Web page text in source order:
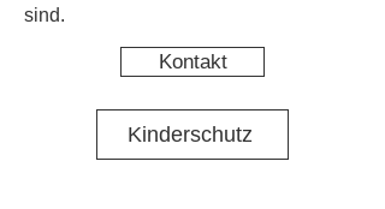
sind.
Kontakt
Kinderschutz